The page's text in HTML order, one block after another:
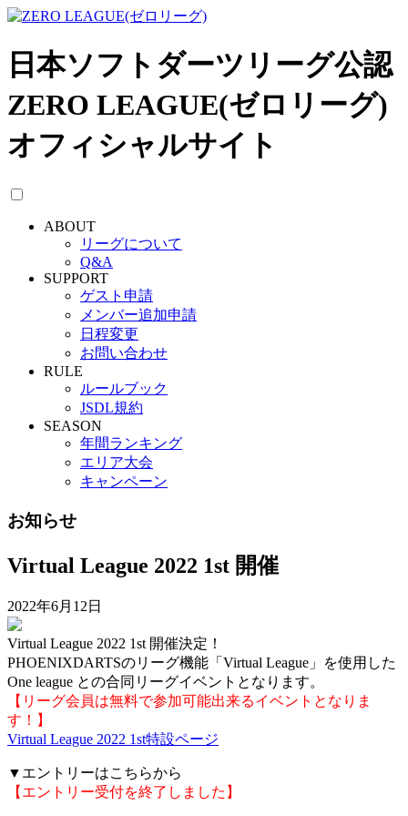
日本ソフトダーツリーグ公認
ZERO LEAGUE(ゼロリーグ)
オフィシャルサイト
ABOUT
リーグについて
Q&A
SUPPORT
ゲスト申請
メンバー追加申請
日程変更
お問い合わせ
RULE
ルールブック
JSDL規約
SEASON
年間ランキング
エリア大会
キャンペーン
お知らせ
Virtual League 2022 1st 開催
2022年6月12日
Virtual League 2022 1st 開催決定！
PHOENIXDARTSのリーグ機能「Virtual League」を使用した
One league との合同リーグイベントとなります。
【リーグ会員は無料で参加可能出来るイベントとなりま
す！】
Virtual League 2022 1st特設ページ
▼エントリーはこちらから
【エントリー受付を終了しました】